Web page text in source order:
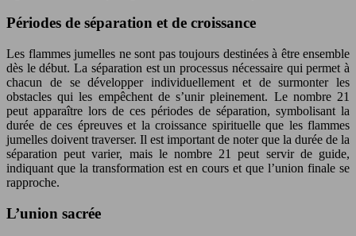
Périodes de séparation et de croissance
Les flammes jumelles ne sont pas toujours destinées à être ensemble
dès le début. La séparation est un processus nécessaire qui permet à
chacun de se développer individuellement et de surmonter les
obstacles qui les empêchent de s’unir pleinement. Le nombre 21
peut apparaître lors de ces périodes de séparation, symbolisant la
durée de ces épreuves et la croissance spirituelle que les flammes
jumelles doivent traverser. Il est important de noter que la durée de la
séparation peut varier, mais le nombre 21 peut servir de guide,
indiquant que la transformation est en cours et que l’union finale se
rapproche.
L’union sacrée